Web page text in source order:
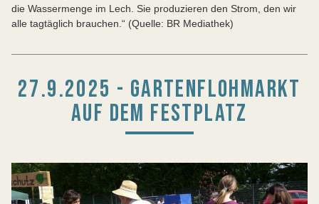
die Wassermenge im Lech. Sie produzieren den Strom, den wir
alle tagtäglich brauchen.“ (Quelle: BR Mediathek)
27.9.2025 - GARTENFLOHMARKT
AUF DEM FESTPLATZ